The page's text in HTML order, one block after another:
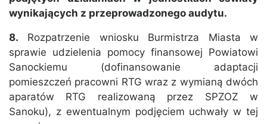
wynikających z przeprowadzonego audytu.
8. Rozpatrzenie wniosku Burmistrza Miasta w
sprawie udzielenia pomocy finansowej Powiatowi
Sanockiemu (dofinansowanie adaptacji
pomieszczeń pracowni RTG wraz z wymianą dwóch
aparatów RTG realizowaną przez SPZOZ w
Sanoku), z ewentualnym podjęciem uchwały w tej